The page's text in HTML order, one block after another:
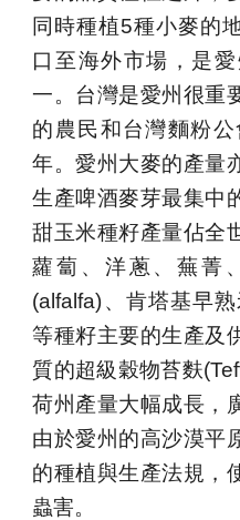
同時種植5種小麥的
口至海外市場，是
一。台灣是愛州很重
的農民和台灣麵粉
年。愛州大麥的產量
生產啤酒麥芽最集中
甜玉米種籽產量佔全
蘿蔔、洋蔥、蕪菁
(alfalfa)、肯塔基早
等種籽主要的生產及
質的超級穀物苔麩
荷州產量大幅成長，
由於愛州的高沙漠平
的種植與生產法規，
蟲害。